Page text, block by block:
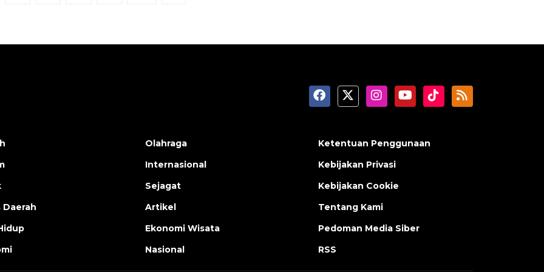
Olahraga
Internasional
Sejagat
Artikel
Ekonomi Wisata
Nasional
Ketentuan Penggunaan
Kebijakan Privasi
Kebijakan Cookie
Tentang Kami
Pedoman Media Siber
RSS